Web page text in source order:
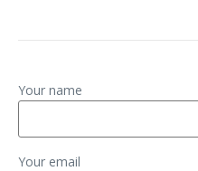
Your name
Your email